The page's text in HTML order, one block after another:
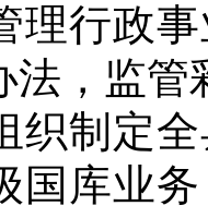
理行政
法，监
制定全
国库业